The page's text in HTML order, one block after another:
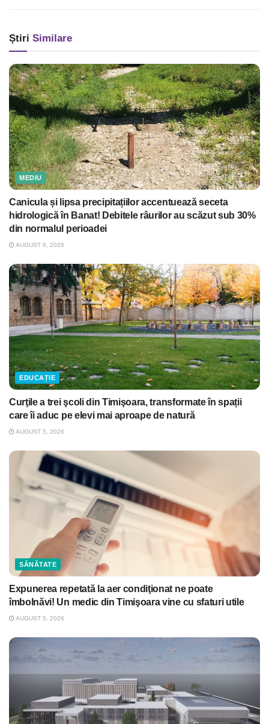
Știri Similare
MEDIU
Canicula și lipsa precipitațiilor accentuează seceta
hidrologică în Banat! Debitele râurilor au scăzut sub 30%
din normalul perioadei
AUGUST 6, 2026
EDUCAȚIE
Curţile a trei şcoli din Timişoara, transformate în spații
care îi aduc pe elevi mai aproape de natură
AUGUST 5, 2026
SĂNĂTATE
Expunerea repetată la aer condiţionat ne poate
îmbolnăvi! Un medic din Timişoara vine cu sfaturi utile
AUGUST 5, 2026